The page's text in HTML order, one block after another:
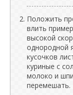
Положить
влить
высокой
однородной
кусочков
куриные с
молоко и
перемешать.